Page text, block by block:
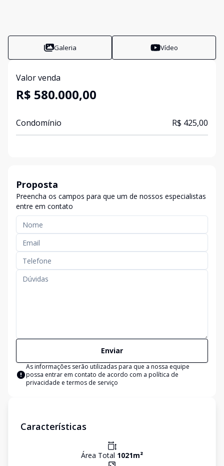
Galeria Vídeo
Valor venda
R$ 580.000,00
Condomínio R$ 425,00
Proposta
Preencha os campos para que um de nossos especialistas
entre em contato
Enviar
As informações serão utilizadas para que a nossa equipe
possa entrar em contato de acordo com a política de
privacidade e termos de serviço
Características
Área Total 1021m²